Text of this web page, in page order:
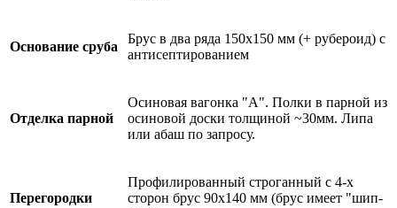
Основание сруба
Брус в два ряда 150х150 мм (+ рубероид) с
антисептированием
Отделка парной
Осиновая вагонка "А". Полки в парной из
осиновой доски толщиной ~30мм. Липа
или абаш по запросу.
Перегородки
Профилированный строганный с 4-х
сторон брус 90х140 мм (брус имеет "шип-